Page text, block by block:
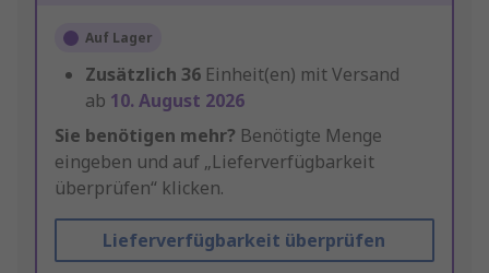
Auf Lager
Zusätzlich 36 Einheit(en) mit Versand
ab 10. August 2026
Sie benötigen mehr? Benötigte Menge
eingeben und auf „Lieferverfügbarkeit
überprüfen“ klicken.
Lieferverfügbarkeit überprüfen